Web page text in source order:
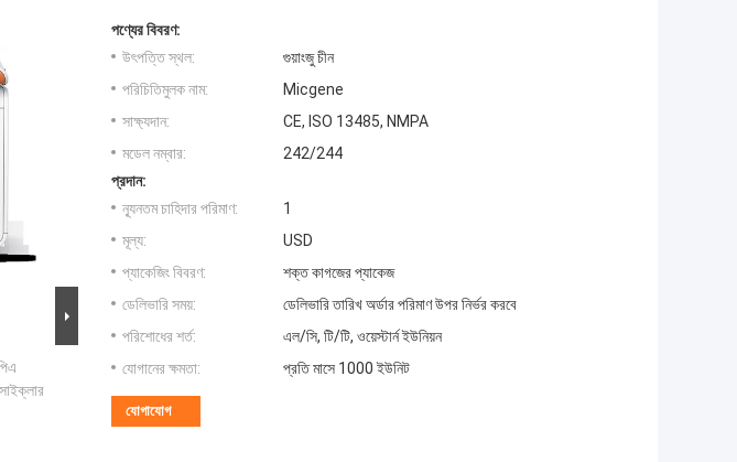
পণ্যের বিবরণ:
উৎপত্তি স্থল:
গুয়াংজু চীন
পরিচিতিমুলক নাম:
Micgene
সাক্ষ্যদান:
CE, ISO 13485, NMPA
মডেল নম্বার:
242/244
প্রদান:
ন্যূনতম চাহিদার পরিমাণ:
1
মূল্য:
USD
প্যাকেজিং বিবরণ:
শক্ত কাগজের প্যাকেজ
ডেলিভারি সময়:
ডেলিভারি তারিখ অর্ডার পরিমাণ উপর নির্ভর করবে
পরিশোধের শর্ত:
এল/সি, টি/টি, ওয়েস্টার্ন ইউনিয়ন
যোগানের ক্ষমতা:
প্রতি মাসে 1000 ইউনিট
যোগাযোগ